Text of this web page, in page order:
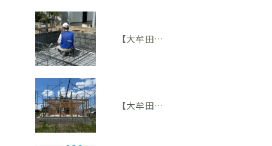
【大牟田市M様邸】配筋検査に適合しました。完成後には見えない部分も大切にしています
【大牟田市 T様邸】上棟を迎えました！いよいよ住まいの形が見えてきました